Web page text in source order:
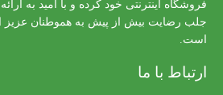
فروشگاه اینترنتی خود کرده و با امید به
جلب رضایت بیش از پیش به هموطنان عزیز
است.
ارتباط با ما